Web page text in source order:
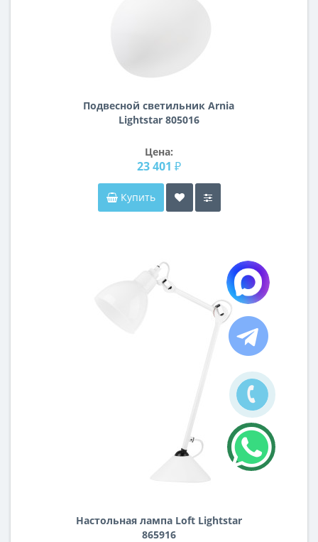
Подвесной светильник Arnia
Lightstar 805016
Цена:
23 401 ₽
Купить
Настольная лампа Loft Lightstar
865916